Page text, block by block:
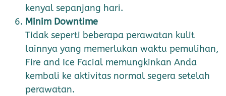
kenyal sepanjang hari.
Minim Downtime
Tidak seperti beberapa perawatan kulit
lainnya yang memerlukan waktu pemulihan,
Fire and Ice Facial memungkinkan Anda
kembali ke aktivitas normal segera setelah
perawatan.